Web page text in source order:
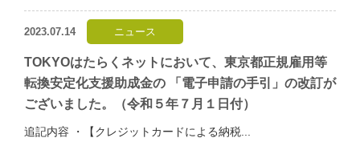
2023.07.14 ニュース
TOKYOはたらくネットにおいて、東京都正規雇用等
転換安定化支援助成金の 「電子申請の手引」の改訂が
ございました。（令和５年７月１日付）
追記内容 ・【クレジットカードによる納税...